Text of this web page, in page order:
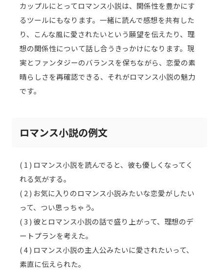
カップルにとってロマンス小説は、関係性を豊かにす
るツールにもなります。一緒に読んで感想を共有した
り、こんな風に愛されたいという願望を伝えたり、理
想の関係性について話し合うきっかけになります。現
実とファンタジーのバランスを保ちながら、恋愛の素
晴らしさを再確認できる、それがロマンス小説の魅力
です。
ロマンス小説の例文
( 1 ) ロマンス小説を読んでると、彼も優しくなってく
れる気がする。
( 2 ) お気に入りのロマンス小説みたいな恋愛がしたい
って、つい思っちゃう。
( 3 ) 彼とロマンス小説の話で盛り上がって、理想のデ
ートプランを考えた。
( 4 ) ロマンス小説の主人公みたいに愛されたいって、
素直に伝えられた。